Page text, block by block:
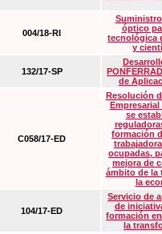
004/18-RI
óptico
tecnológica
y
132/17-SP
de
C058/17-ED
Resolución
Empresarial
se
formación
ocupadas,
mejora de
ámbito de la
la
104/17-ED
Servicio de
de
formación
la